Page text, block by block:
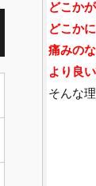
どこかが
どこか
痛みの
より良
そんな